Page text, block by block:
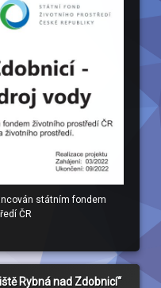
státním fondem
ČR
Rybná nad Zdobnicí“